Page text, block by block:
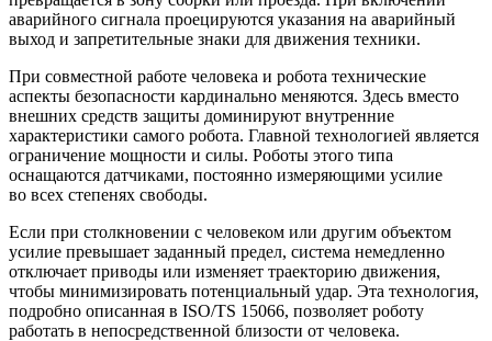
аварийного сигнала проецируются указания на аварийный
выход и запретительные знаки для движения техники.
При совместной работе человека и робота технические
аспекты безопасности кардинально меняются. Здесь вместо
внешних средств защиты доминируют внутренние
характеристики самого робота. Главной технологией является
ограничение мощности и силы. Роботы этого типа
оснащаются датчиками, постоянно измеряющими усилие
во всех степенях свободы.
Если при столкновении с человеком или другим объектом
усилие превышает заданный предел, система немедленно
отключает приводы или изменяет траекторию движения,
чтобы минимизировать потенциальный удар. Эта технология,
подробно описанная в ISO/TS 15066, позволяет роботу
работать в непосредственной близости от человека.